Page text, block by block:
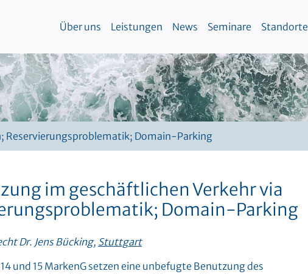
Über uns Leistungen News Seminare Standorte
Reservierungsproblematik; Domain-Parking
im geschäftlichen Verkehr via
Domain-Parking
Dr. Jens Bücking, Stuttgart
und 15 MarkenG setzen eine unbefugte Benutzung des